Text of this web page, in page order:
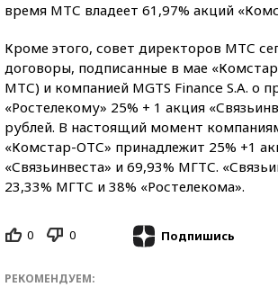
время МТС владеет 61,97% акций
Кроме этого, совет директоров МТС
договоры, подписанные в мае
МТС) и компанией MGTS Finance S.A. о
«Ростелекому» 25% + 1 акция
рублей. В настоящий момент
«Комстар-ОТС» принадлежит 25% +1
«Связьинвеста» и 69,93% МГТС.
23,33% МГТС и 38% «Ростелекома».
0 0 Подпишись
РЕКОМЕНДУЕМ: